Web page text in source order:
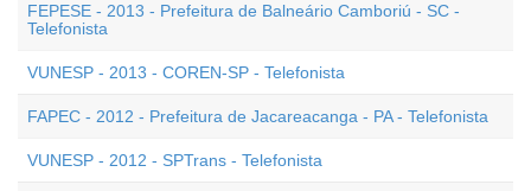
FEPESE - 2013 - Prefeitura de Balneário Camboriú - SC -
Telefonista
VUNESP - 2013 - COREN-SP - Telefonista
FAPEC - 2012 - Prefeitura de Jacareacanga - PA - Telefonista
VUNESP - 2012 - SPTrans - Telefonista